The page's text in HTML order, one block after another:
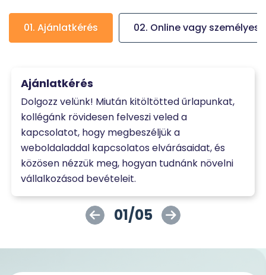
01. Ajánlatkérés 02. Online vagy személyes
Ajánlatkérés
Dolgozz velünk! Miután kitöltötted űrlapunkat,
kollégánk rövidesen felveszi veled a
kapcsolatot, hogy megbeszéljük a
weboldaladdal kapcsolatos elvárásaidat, és
közösen nézzük meg, hogyan tudnánk növelni
vállalkozásod bevételeit.
01/05